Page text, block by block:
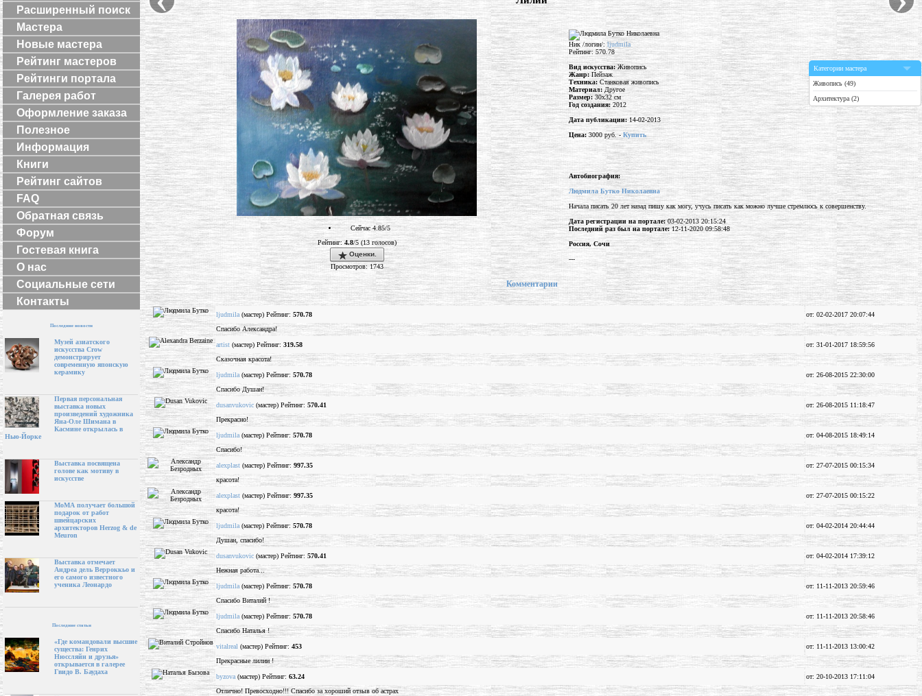
Расширенный поиск
Мастера
Новые мастера
Рейтинг мастеров
Рейтинги портала
Галерея работ
Оформление заказа
Полезное
Информация
Книги
Рейтинг сайтов
FAQ
Обратная связь
Форум
Гостевая книга
О нас
Социальные сети
Контакты
Последние новости
Музей азиатского
искусства Crow
демонстрирует
современную японскую
керамику
Первая персональная
выставка новых
произведений художника
Яна-Оле Шимана в
Касмине открылась в
Нью-Йорке
Выставка посвящена
голове как мотиву в
искусстве
МоМА получает большой
подарок от работ
швейцарских
архитекторов Herzog & de
Meuron
Выставка отмечает
Андреа дель Верроккьо и
его самого известного
ученика Леонардо
Последние статьи
«Где командовали высшие
существа: Генрих
Нюссляйн и друзья»
открывается в галерее
Гвидо В. Баудаха
Сейчас 4.85/5
Рейтинг:4.8/5 (13 голосов)
Оценки.
Просмотров: 1743
Ник /логин/:ljudmila
Рейтинг: 570.78
Вид искусства:Живопись
Жанр: Пейзаж
Техника: Станковая живопись
Материал: Другое
Размер:30x32 см
Год создания:2012
Дата публикации:14-02-2013
Цена:3000 руб. - Купить
Категории мастера
Живопись (49)
Архитектура (2)
Автобиография:
Людмила Бутко Николаевна
Начала писать 20 лет назад пишу как могу, учусь писать как можно лучше стремлюсь к совершенству.
Дата регистрации на портале:03-02-2013 20:15:24
Последний раз был на портале:12-11-2020 09:58:48
Россия, Сочи
---
Комментарии
ljudmila (мастер) Рейтинг: 570.78
от: 02-02-2017 20:07:44
Спасибо Александра!
artist (мастер) Рейтинг: 319.58
от: 31-01-2017 18:59:56
Сказочная красота!
ljudmila (мастер) Рейтинг: 570.78
от: 26-08-2015 22:30:00
Спасибо Душан!
dusanvukovic (мастер) Рейтинг: 570.41
от: 26-08-2015 11:18:47
Прекрасно!
ljudmila (мастер) Рейтинг: 570.78
от: 04-08-2015 18:49:14
Спасибо!
alexplast (мастер) Рейтинг: 997.35
от: 27-07-2015 00:15:34
красота!
alexplast (мастер) Рейтинг: 997.35
от: 27-07-2015 00:15:22
красота!
ljudmila (мастер) Рейтинг: 570.78
от: 04-02-2014 20:44:44
Душан, спасибо!
dusanvukovic (мастер) Рейтинг: 570.41
от: 04-02-2014 17:39:12
Нежная работа...
ljudmila (мастер) Рейтинг: 570.78
от: 11-11-2013 20:59:46
Спасибо Виталий !
ljudmila (мастер) Рейтинг: 570.78
от: 11-11-2013 20:58:46
Спасибо Наталья !
vitalreal (мастер) Рейтинг: 453
от: 11-11-2013 13:00:42
Прекрасные лилии !
byzova (мастер) Рейтинг: 63.24
от: 20-10-2013 17:11:04
Отлично! Превосходно!!! Спасибо за хороший отзыв об астрах